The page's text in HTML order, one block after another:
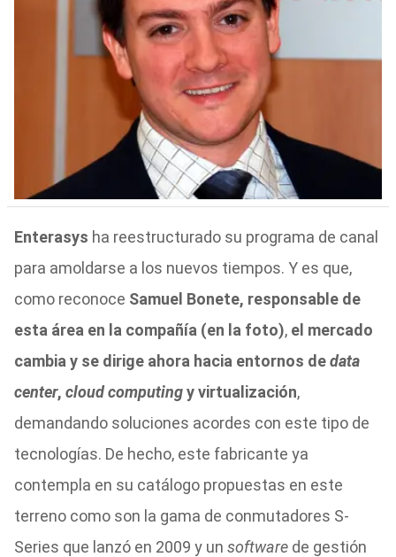
Enterasys ha reestructurado su programa de canal
para amoldarse a los nuevos tiempos. Y es que,
como reconoce Samuel Bonete, responsable de
esta área en la compañía (en la foto), el mercado
cambia y se dirige ahora hacia entornos dedata
center, cloud computingy virtualización,
demandando soluciones acordes con este tipo de
tecnologías. De hecho, este fabricante ya
contempla en su catálogo propuestas en este
terreno como son la gama de conmutadores S-
Series que lanzó en 2009 y un software de gestión